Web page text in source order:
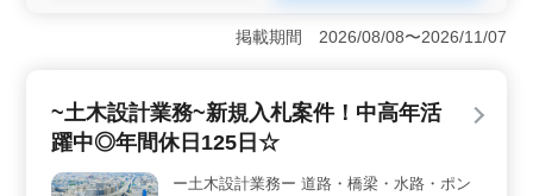
＜安定した環境で活躍＞ 福岡市博多区での土木設計業
務の募集です。中高年の方々にも積極的にチャンスが与
えられています。官庁や自治体の発注案件に携わり、道
す。 ＜充実した待遇＞ 交通費支給や資格手当、単
身赴任宿舎の完備や社用車支給など、待遇面も充実して
イベートとの両立が図れます。給与面でも年収500万円か
掲載期間 2026/08/08〜2026/11/07
~土木設計業務~新規入札案件！中高年活
躍中◎年間休日125日☆
ー土木設計業務ー 道路・橋梁・水路・ポン